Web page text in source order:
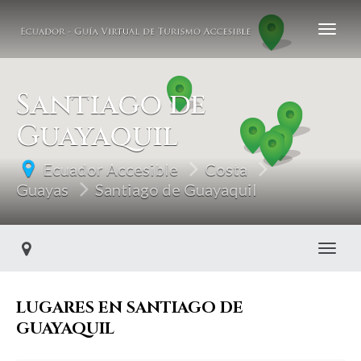
Santiago de
Guayaquil
Ecuador Accesible
Costa
Guayas
Santiago de Guayaquil
LUGARES EN SANTIAGO DE
GUAYAQUIL